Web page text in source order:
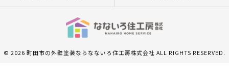
© 2026 町田市の外壁塗装ならなないろ住工房株式会社 ALL RIGHTS RESERVED.